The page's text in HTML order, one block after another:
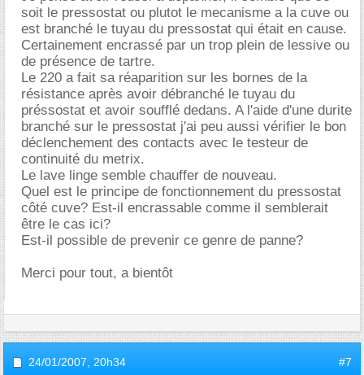
soit le pressostat ou plutot le mecanisme a la cuve ou
est branché le tuyau du pressostat qui était en cause.
Certainement encrassé par un trop plein de lessive ou
de présence de tartre.
Le 220 a fait sa réaparition sur les bornes de la
résistance après avoir débranché le tuyau du
préssostat et avoir soufflé dedans. A l'aide d'une durite
branché sur le pressostat j'ai peu aussi vérifier le bon
déclenchement des contacts avec le testeur de
continuité du metrix.
Le lave linge semble chauffer de nouveau.
Quel est le principe de fonctionnement du pressostat
côté cuve? Est-il encrassable comme il semblerait
être le cas ici?
Est-il possible de prevenir ce genre de panne?
Merci pour tout, a bientôt
24/01/2007, 20h34 #7